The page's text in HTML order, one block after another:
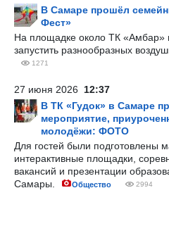
В Самаре прошёл
Фест»
На площадке около ТК
запустить разнообразных
1271
27 июня 2026 12:37
В ТК «Гудок» в Самаре
мероприятие,
молодёжи: ФОТО
Для гостей были подготовлены
интерактивные площадки,
вакансий и презентации
Самары.
Общество 2994